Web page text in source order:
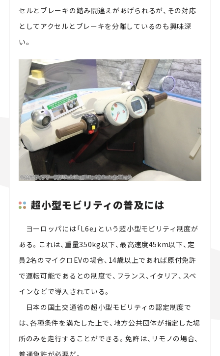
セルとブレーキの踏み間違えがあげられるが、その対応
としてアクセルとブレーキを分離しているのも興味深
い。
超小型モビリティの普及には
ヨーロッパには「L6e」という超小型モビリティ制度が
ある。これは、重量350kg以下、最高速度45km以下、定
員2名のマイクロEVの場合、14歳以上であれば原付免許
で運転可能であるとの制度で、フランス、イタリア、スペ
インなどで導入されている。
日本の国土交通省の超小型モビリティの認定制度で
は、各種条件を満たした上で、地方公共団体が指定した場
所のみを走行することができる。免許は、リモノの場合、
普通免許が必要だ。